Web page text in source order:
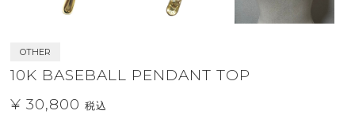
OTHER
10K BASEBALL PENDANT TOP
¥ 30,800税込